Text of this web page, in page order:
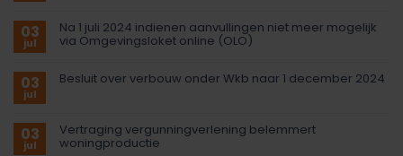
03
jul
Na 1 juli 2024 indienen aanvullingen niet meer mogelijk
via Omgevingsloket online (OLO)
03
jul
Besluit over verbouw onder Wkb naar 1 december 2024
03
jul
Vertraging vergunningverlening belemmert
woningproductie